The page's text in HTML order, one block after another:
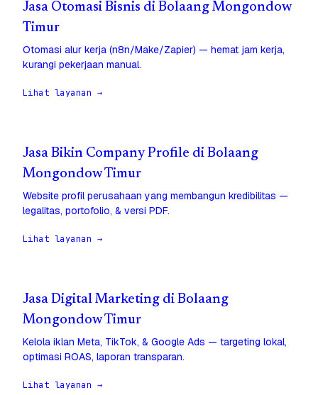
Jasa Otomasi Bisnis di Bolaang Mongondow
Timur
Otomasi alur kerja (n8n/Make/Zapier) — hemat jam kerja,
kurangi pekerjaan manual.
Lihat layanan →
Jasa Bikin Company Profile di Bolaang
Mongondow Timur
Website profil perusahaan yang membangun kredibilitas —
legalitas, portofolio, & versi PDF.
Lihat layanan →
Jasa Digital Marketing di Bolaang
Mongondow Timur
Kelola iklan Meta, TikTok, & Google Ads — targeting lokal,
optimasi ROAS, laporan transparan.
Lihat layanan →